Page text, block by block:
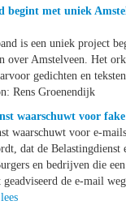
begint met uniek
is een uniek project
over Amstelveen. Het
gedichten en
Rens Groenendijk
waarschuwt voor
waarschuwt voor e-
dat de
en bedrijven die
de e-mail
lees